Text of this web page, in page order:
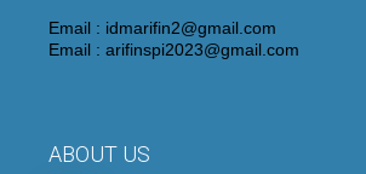
Email : idmarifin2@gmail.com
Email : arifinspi2023@gmail.com
ABOUT US